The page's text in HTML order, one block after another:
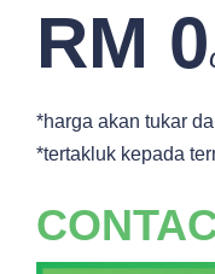
RM 0
*harga akan tukar
*tertakluk kepada